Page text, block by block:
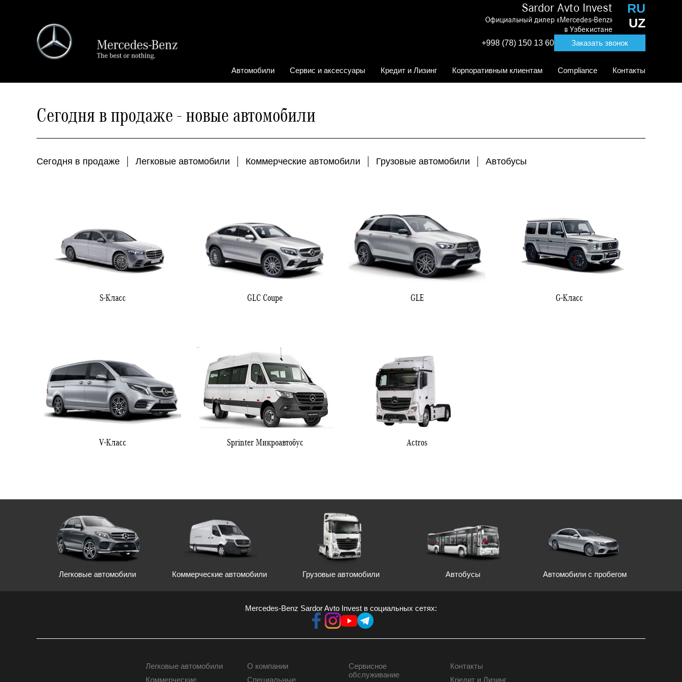
содержанию
Sardor Avto Invest
Официальный дилер «Mercedes-Benz»
в Узбекистане
+998 (78) 150 13 60 Заказать звонок
RU
UZ
Автомобили Сервис и аксессуары Кредит и Лизинг Корпоративным клиентам Compliance Контакты
Меню
Сегодня в продаже Легковые автомобили Коммерческие автомобили Грузовые автомобили Автобусы
Сегодня в продаже - новые автомобили
S-Класс GLC Coupe GLE G-Класс
V-Класс Sprinter Микроавтобус Actros
Легковые автомобили Коммерческие автомобили Грузовые автомобили Автобусы Автомобили с пробегом
Mercedes-Benz Sardor Avto Invest в социальных сетях:
АВТОМОБИЛИ
Легковые автомобили
Коммерческие
КОРПОРАТИВНЫМ
О компании
Специальные
СЕРВИС
Сервисное
обслуживание
КОНТАКТЫ
Контакты
Кредит и Лизинг